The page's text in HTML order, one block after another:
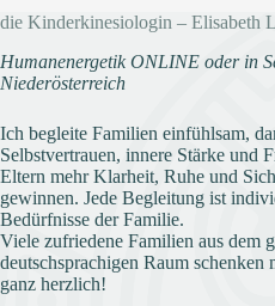
die Kinderkinesiologin – Elisabeth
Humanenergetik ONLINE oder in
Niederösterreich
Ich begleite Familien einfühlsam,
Selbstvertrauen, innere Stärke und
Eltern mehr Klarheit, Ruhe und
gewinnen. Jede Begleitung ist
Bedürfnisse der Familie.
Viele zufriedene Familien aus dem
deutschsprachigen Raum
ganz herzlich!